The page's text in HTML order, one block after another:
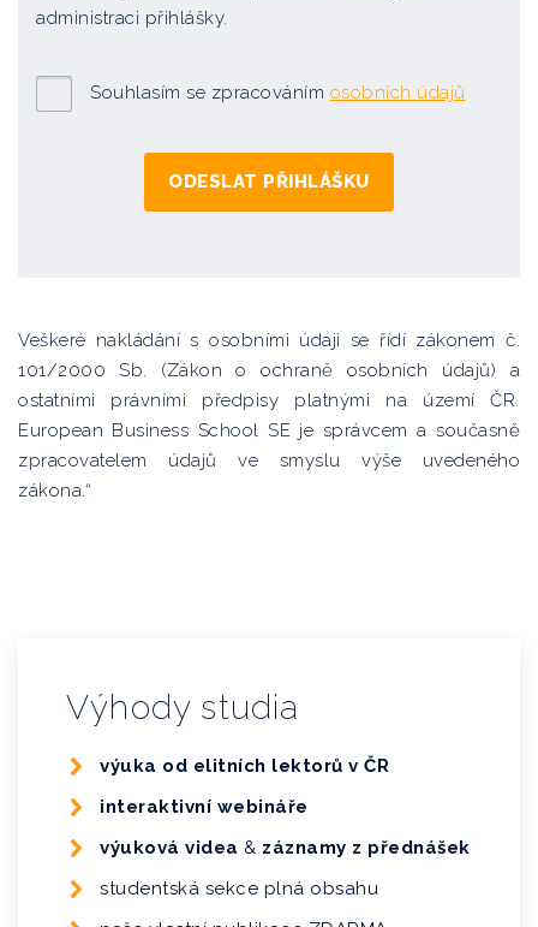
administraci přihlášky.
Souhlasím se zpracováním osobních údajů
Veškeré nakládání s osobními údaji se řídí zákonem č.
101/2000 Sb. (Zákon o ochraně osobních údajů) a
ostatními právními předpisy platnými na území ČR.
European Business School SE je správcem a současně
zpracovatelem údajů ve smyslu výše uvedeného
zákona.“
Výhody studia
výuka od elitních lektorů v ČR
interaktivní webináře
výuková videa & záznamy z přednášek
studentská sekce plná obsahu